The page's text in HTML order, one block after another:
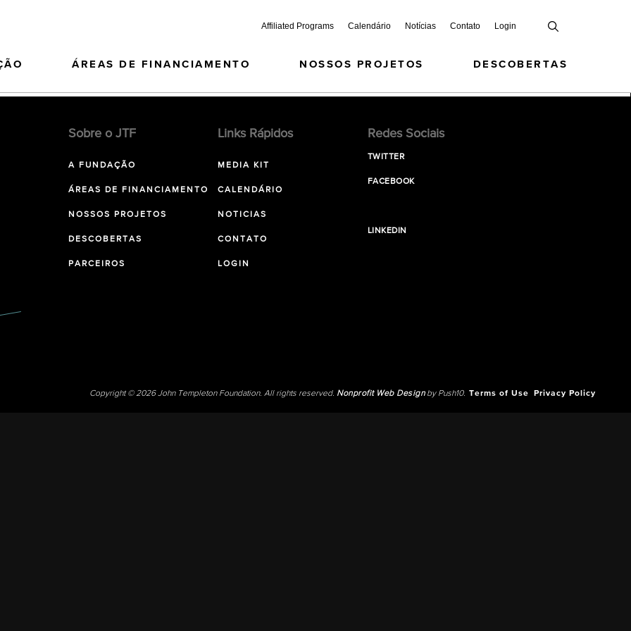
Affiliated Programs Calendário Notícias Contato Login
ÁREAS DE FINANCIAMENTO NOSSOS PROJETOS DESCOBERTAS
Sobre o JTF
A FUNDAÇÃO
ÁREAS DE FINANCIAMENTO
NOSSOS PROJETOS
DESCOBERTAS
PARCEIROS
Links Rápidos
MEDIA KIT
CALENDÁRIO
NOTICIAS
CONTATO
LOGIN
Redes Sociais
TWITTER
FACEBOOK
LINKEDIN
Copyright © 2026 John Templeton Foundation. All rights reserved. Nonprofit Web Designby Push10. Terms of Use Privacy Policy